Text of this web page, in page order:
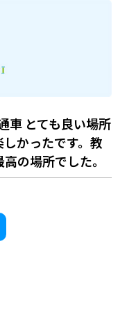
車 とても良い場所
かったです。教
の場所でした。